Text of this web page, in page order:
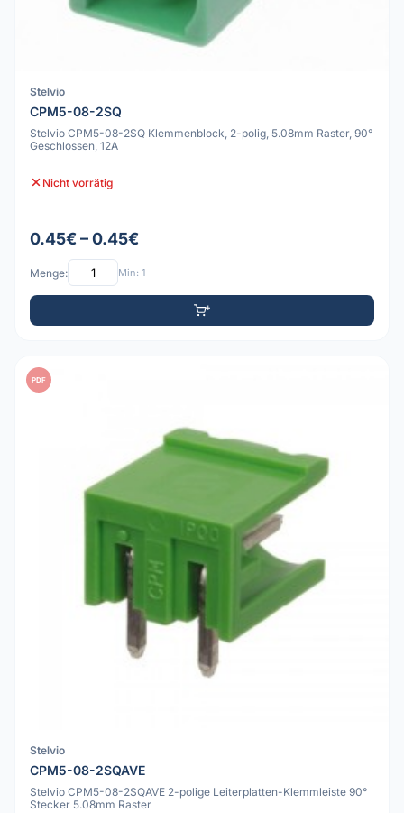
Stelvio
CPM5-08-2SQ
Stelvio CPM5-08-2SQ Klemmenblock, 2-polig, 5.08mm Raster, 90°
Geschlossen, 12A
Nicht vorrätig
0.45€ – 0.45€
Menge: Min: 1
PDF
Stelvio
CPM5-08-2SQAVE
Stelvio CPM5-08-2SQAVE 2-polige Leiterplatten-Klemmleiste 90°
Stecker 5.08mm Raster